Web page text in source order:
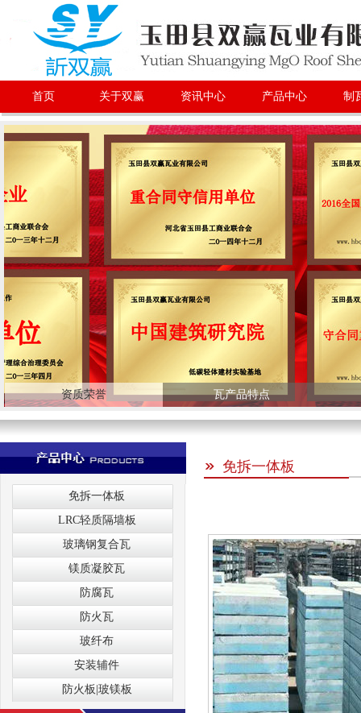
首页 关于双赢 资讯中心 产品中心 制
资质荣誉 瓦产品特点
免拆一体板
LRC轻质隔墙板
玻璃钢复合瓦
镁质凝胶瓦
防腐瓦
防火瓦
玻纤布
安装辅件
防火板|玻镁板
免拆一体板